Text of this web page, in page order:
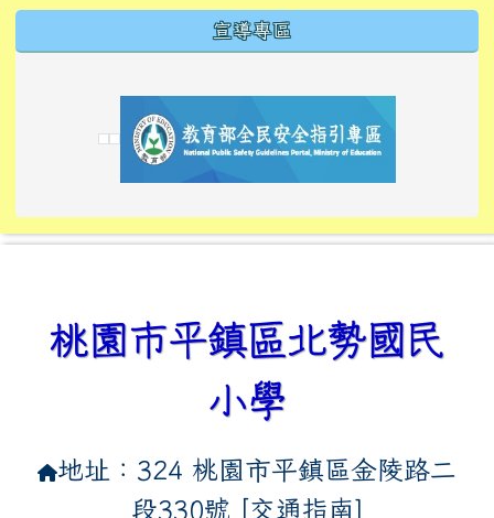
宣導專區
link to https://
link to https://10000.gov.tw/
link to https://
link to https://10000.gov.tw/
link to https://
link to https://
link to https://i.win.org.tw/
link to https://
link to https://
link to https://
link to https://
桃園市平鎮區北勢國民
小學
地址：324 桃園市平鎮區金陵路二
段330號 [交通指南]